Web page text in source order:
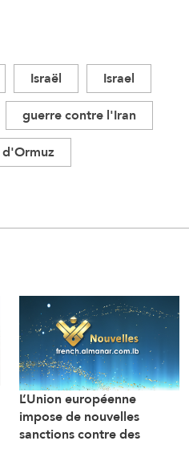
Israël
Israel
guerre contre l'Iran
L’Union européenne
impose de nouvelles
sanctions contre des